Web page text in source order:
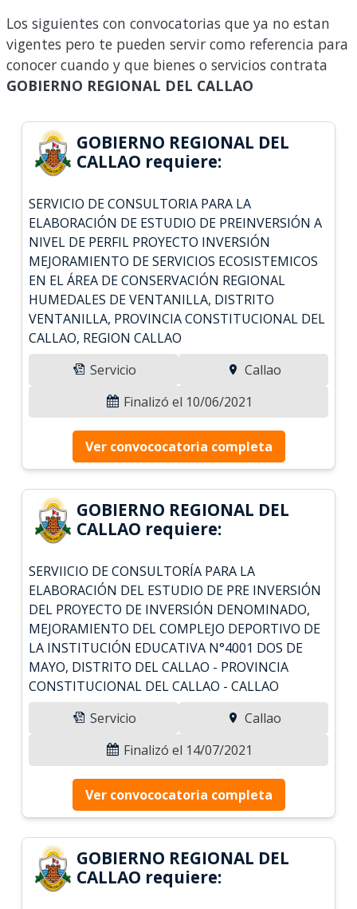
Los siguientes con convocatorias que ya no estan
vigentes pero te pueden servir como referencia para
conocer cuando y que bienes o servicios contrata
GOBIERNO REGIONAL DEL CALLAO
GOBIERNO REGIONAL DEL
CALLAO requiere:
SERVICIO DE CONSULTORIA PARA LA
ELABORACIÓN DE ESTUDIO DE PREINVERSIÓN A
NIVEL DE PERFIL PROYECTO INVERSIÓN
MEJORAMIENTO DE SERVICIOS ECOSISTEMICOS
EN EL ÁREA DE CONSERVACIÓN REGIONAL
HUMEDALES DE VENTANILLA, DISTRITO
VENTANILLA, PROVINCIA CONSTITUCIONAL DEL
CALLAO, REGION CALLAO
Servicio
Callao
Finalizó el 10/06/2021
Ver convococatoria completa
GOBIERNO REGIONAL DEL
CALLAO requiere:
SERVIICIO DE CONSULTORÍA PARA LA
ELABORACIÓN DEL ESTUDIO DE PRE INVERSIÓN
DEL PROYECTO DE INVERSIÓN DENOMINADO,
MEJORAMIENTO DEL COMPLEJO DEPORTIVO DE
LA INSTITUCIÓN EDUCATIVA N°4001 DOS DE
MAYO, DISTRITO DEL CALLAO - PROVINCIA
CONSTITUCIONAL DEL CALLAO - CALLAO
Servicio
Callao
Finalizó el 14/07/2021
Ver convococatoria completa
GOBIERNO REGIONAL DEL
CALLAO requiere: